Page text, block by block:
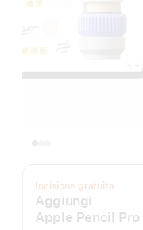
Incisione gratuita
Aggiungi
Apple Pencil Pro